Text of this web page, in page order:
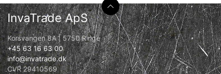
InvaTrade ApS
Korsvangen 8A | 5750 Ringe
+45 63 16 63 00
info@invatrade.dk
CVR 29410569